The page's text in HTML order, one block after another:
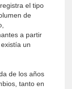
el tipo
de
a partir
un
de los años
tanto en